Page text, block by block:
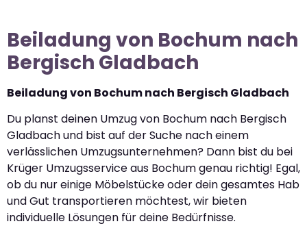
Beiladung von Bochum nach
Bergisch Gladbach
Beiladung von Bochum nach Bergisch Gladbach
Du planst deinen Umzug von Bochum nach Bergisch
Gladbach und bist auf der Suche nach einem
verlässlichen Umzugsunternehmen? Dann bist du bei
Krüger Umzugsservice aus Bochum genau richtig! Egal,
ob du nur einige Möbelstücke oder dein gesamtes Hab
und Gut transportieren möchtest, wir bieten
individuelle Lösungen für deine Bedürfnisse.